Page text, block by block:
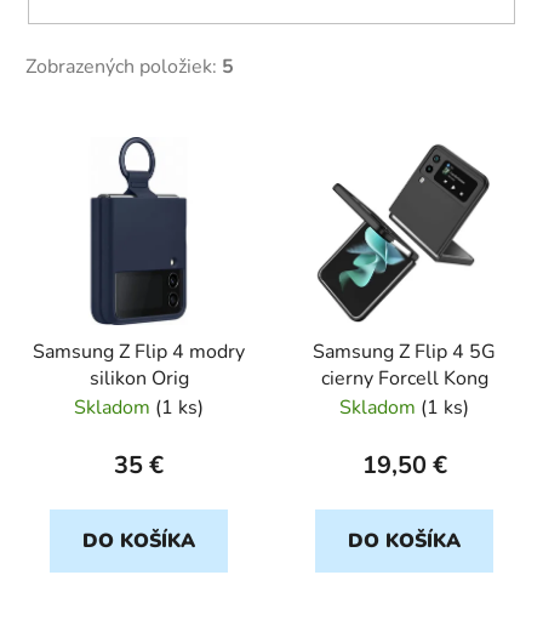
Zobrazených položiek: 5
Samsung Z Flip 4 modry
silikon Orig
Skladom (1 ks)
35 €
DO KOŠÍKA
Samsung Z Flip 4 5G
cierny Forcell Kong
Skladom (1 ks)
19,50 €
DO KOŠÍKA